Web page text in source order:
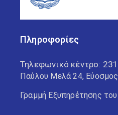
Πληροφορίες
Τηλεφωνικό κέντρο:
Παύλου Μελά 24,
Γραμμή Εξυπηρέτησης